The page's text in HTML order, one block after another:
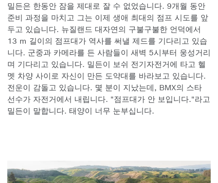
밀든은 한동안 잠을 제대로 잘 수 없었습니다. 9개월 동안
준비 과정을 마치고 그는 이제 생애 최대의 점프 시도를 앞
두고 있습니다. 뉴질랜드 대자연의 구불구불한 언덕에서
13 m 길이의 점프대가 역사를 써낼 제드를 기다리고 있습
니다. 군중과 카메라를 든 사람들이 새벽 5시부터 웅성거리
며 기다리고 있습니다. 밀든이 보쉬 전기자전거에 타고 헬
멧 차양 사이로 자신이 만든 도약대를 바라보고 있습니다.
전운이 감돌고 있습니다. 몇 분이 지났는데, BMX의 스타
선수가 자전거에서 내립니다. "점프대가 안 보입니다."라고
밀든이 말합니다. 태양이 너무 눈부십니다.